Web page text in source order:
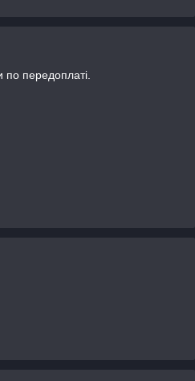
по передоплаті.